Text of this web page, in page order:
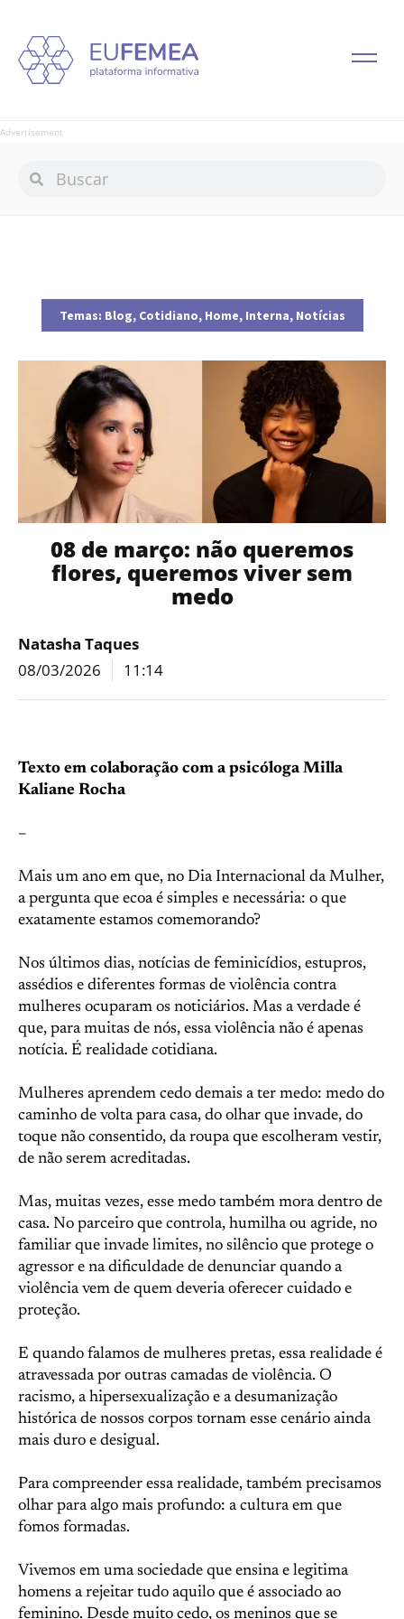
Advertisement
Temas: Blog, Cotidiano, Home, Interna, Notícias
08 de março: não queremos
flores, queremos viver sem
medo
Natasha Taques
08/03/2026
11:14
Texto em colaboração com a psicóloga Milla
Kaliane Rocha
–
Mais um ano em que, no Dia Internacional da Mulher,
a pergunta que ecoa é simples e necessária: o que
exatamente estamos comemorando?
Nos últimos dias, notícias de feminicídios, estupros,
assédios e diferentes formas de violência contra
mulheres ocuparam os noticiários. Mas a verdade é
que, para muitas de nós, essa violência não é apenas
notícia. É realidade cotidiana.
Mulheres aprendem cedo demais a ter medo: medo do
caminho de volta para casa, do olhar que invade, do
toque não consentido, da roupa que escolheram vestir,
de não serem acreditadas.
Mas, muitas vezes, esse medo também mora dentro de
casa. No parceiro que controla, humilha ou agride, no
familiar que invade limites, no silêncio que protege o
agressor e na dificuldade de denunciar quando a
violência vem de quem deveria oferecer cuidado e
proteção.
E quando falamos de mulheres pretas, essa realidade é
atravessada por outras camadas de violência. O
racismo, a hipersexualização e a desumanização
histórica de nossos corpos tornam esse cenário ainda
mais duro e desigual.
Para compreender essa realidade, também precisamos
olhar para algo mais profundo: a cultura em que
fomos formadas.
Vivemos em uma sociedade que ensina e legitima
homens a rejeitar tudo aquilo que é associado ao
feminino. Desde muito cedo, os meninos que se